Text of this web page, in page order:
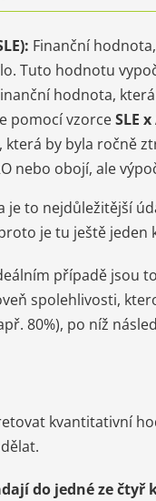
Finanční
Tuto hodnotu
hodnota,
pomocí vzorceSLE
která by byla ročně
nebo obojí, ale
je to nejdůležitější
je tu ještě jeden
případě jsou
spolehlivosti,
80%), po níž
kvantitativní
do jedné ze